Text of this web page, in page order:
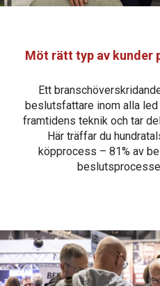
Möt rätt typ av kunder
Ett
beslutsfattare inom alla
framtidens teknik och tar
Här träffar du
köpprocess – 81% av